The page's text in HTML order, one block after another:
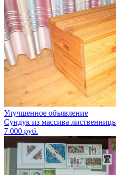
Улучшенное объявление
Сундук из массива
7 000 руб.